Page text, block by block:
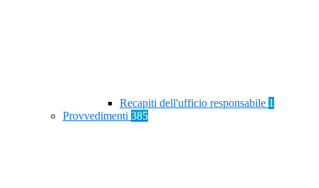
Recapiti dell'ufficio responsabile 1
Provvedimenti 385